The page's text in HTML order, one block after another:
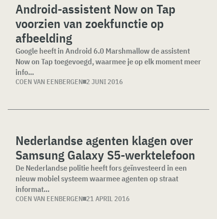
Android-assistent Now on Tap
voorzien van zoekfunctie op
afbeelding
Google heeft in Android 6.0 Marshmallow de assistent
Now on Tap toegevoegd, waarmee je op elk moment meer
info...
COEN VAN EENBERGEN 2 JUNI 2016
Nederlandse agenten klagen over
Samsung Galaxy S5-werktelefoon
De Nederlandse politie heeft fors geïnvesteerd in een
nieuw mobiel systeem waarmee agenten op straat
informat...
COEN VAN EENBERGEN 21 APRIL 2016